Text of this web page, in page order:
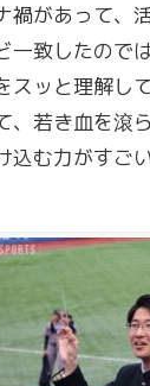
禍があって
致したので
ッと理解し
、若き血を滾
む力がすご